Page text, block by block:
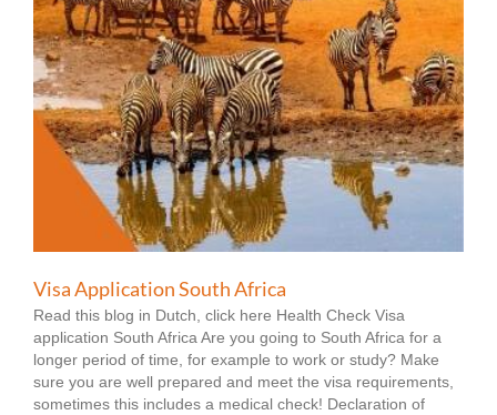
Visa Application South Africa
Read this blog in Dutch, click here Health Check Visa
application South Africa Are you going to South Africa for a
longer period of time, for example to work or study? Make
sure you are well prepared and meet the visa requirements,
sometimes this includes a medical check! Declaration of